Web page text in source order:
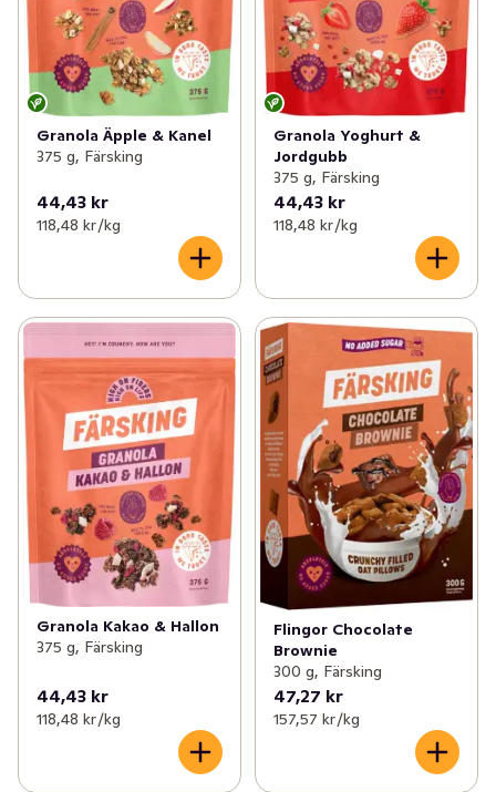
Granola Äpple & Kanel
375 g, Färsking
44,43 kr
118,48 kr /kg
Granola Yoghurt &
Jordgubb
375 g, Färsking
44,43 kr
118,48 kr /kg
Granola Kakao & Hallon
375 g, Färsking
44,43 kr
118,48 kr /kg
Flingor Chocolate
Brownie
300 g, Färsking
47,27 kr
157,57 kr /kg